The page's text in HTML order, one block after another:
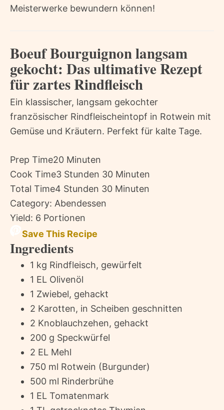
Meisterwerke bewundern können!
Boeuf Bourguignon langsam
gekocht: Das ultimative Rezept
für zartes Rindfleisch
Ein klassischer, langsam gekochter
französischer Rindfleischeintopf in Rotwein mit
Gemüse und Kräutern. Perfekt für kalte Tage.
Prep Time20 Minuten
Cook Time3 Stunden 30 Minuten
Total Time4 Stunden 30 Minuten
Category: Abendessen
Yield: 6 Portionen
Save This Recipe
Ingredients
1 kg Rindfleisch, gewürfelt
1 EL Olivenöl
1 Zwiebel, gehackt
2 Karotten, in Scheiben geschnitten
2 Knoblauchzehen, gehackt
200 g Speckwürfel
2 EL Mehl
750 ml Rotwein (Burgunder)
500 ml Rinderbrühe
1 EL Tomatenmark